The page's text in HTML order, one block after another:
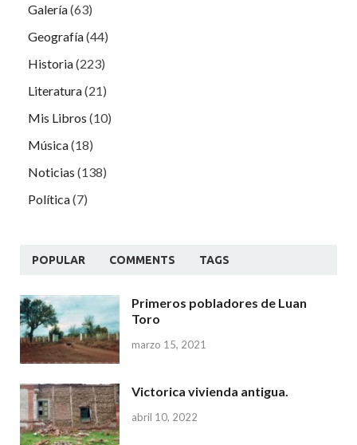
Galería(63)
Geografía(44)
Historia(223)
Literatura(21)
Mis Libros (10)
Música(18)
Noticias (138)
Política(7)
POPULAR COMMENTS TAGS
Primeros pobladores de Luan
Toro
marzo 15, 2021
Victorica vivienda antigua.
abril 10, 2022